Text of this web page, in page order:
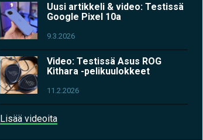
Uusi artikkeli & video: Testissä
Google Pixel 10a
9.3.2026
Video: Testissä Asus ROG
Kithara -pelikuulokkeet
11.2.2026
Lisää videoita